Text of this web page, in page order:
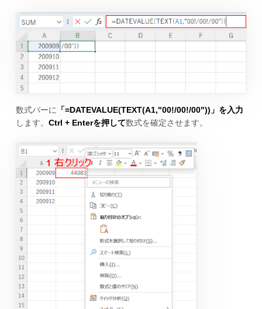
数式バーに
「=DATEVALUE(TEXT(A1,"00!/00!/00"))」を入力
します。 Ctrl + Enterを押して数式を確定させます。